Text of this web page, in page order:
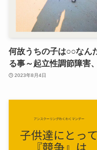
何故うちの子は○○なん
る事～起立性調節障害
2023年8月4日